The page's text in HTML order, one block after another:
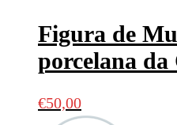
Figura de
porcelana da
€50,00